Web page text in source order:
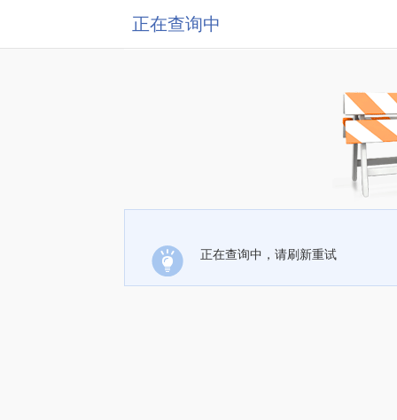
正在查询中
正在查询中，请刷新重试